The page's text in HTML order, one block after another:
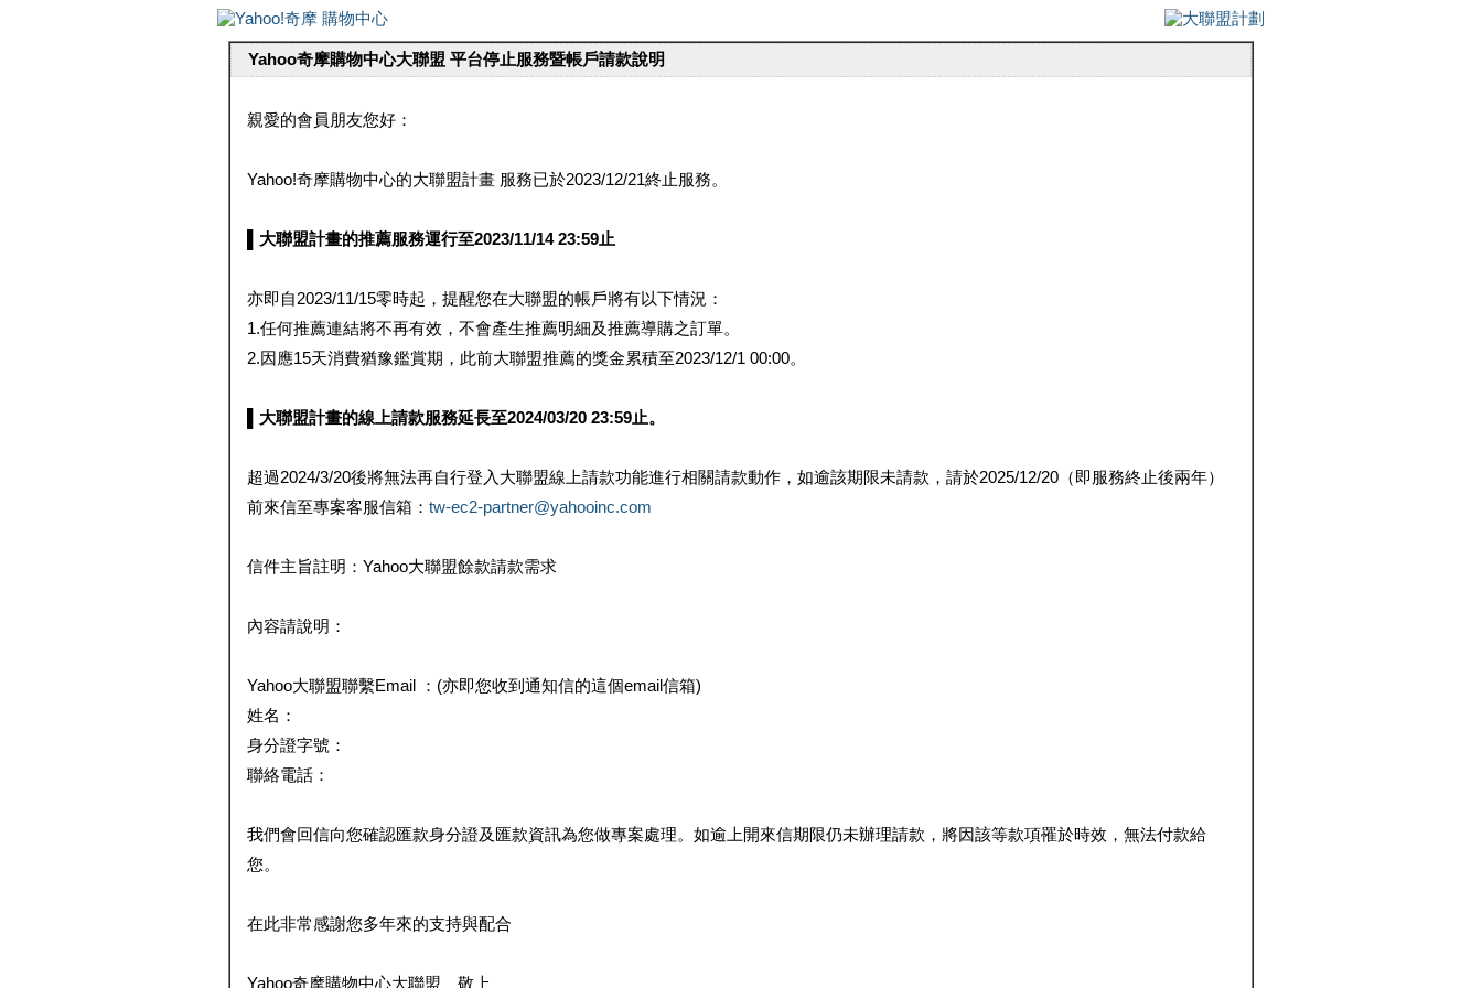
Yahoo奇摩購物中心大聯盟 平台停止服務暨帳戶請款說明
親愛的會員朋友您好：
Yahoo!奇摩購物中心的大聯盟計畫 服務已於2023/12/21終止服務。
▌大聯盟計畫的推薦服務運行至2023/11/14 23:59止
亦即自2023/11/15零時起，提醒您在大聯盟的帳戶將有以下情況：
1.任何推薦連結將不再有效，不會產生推薦明細及推薦導購之訂單。
2.因應15天消費猶豫鑑賞期，此前大聯盟推薦的獎金累積至2023/12/1 00:00。
▌大聯盟計畫的線上請款服務延長至2024/03/20 23:59止。
超過2024/3/20後將無法再自行登入大聯盟線上請款功能進行相關請款動作，如逾該期限未請款，請於2025/12/20（即服務終止後兩年）
前來信至專案客服信箱： tw-ec2-partner@yahooinc.com
信件主旨註明：Yahoo大聯盟餘款請款需求
內容請說明：
Yahoo大聯盟聯繫Email ：(亦即您收到通知信的這個email信箱)
姓名：
身分證字號：
聯絡電話：
我們會回信向您確認匯款身分證及匯款資訊為您做專案處理。如逾上開來信期限仍未辦理請款，將因該等款項罹於時效，無法付款給
您。
在此非常感謝您多年來的支持與配合
Yahoo奇摩購物中心大聯盟 敬上